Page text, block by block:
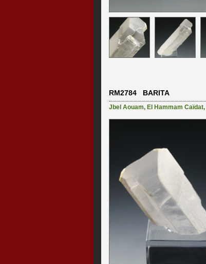
RM2784 BARITA
Jbel Aouam, El Hammam Caïdat,